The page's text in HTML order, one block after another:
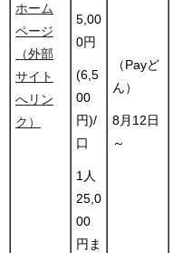
ホーム
ページ
（外部
サイト
へリン
ク）
5,00
0円
(6,5
00
円)/
口
1人
25,0
00
円ま
（Payど
ん）
8月12日
～